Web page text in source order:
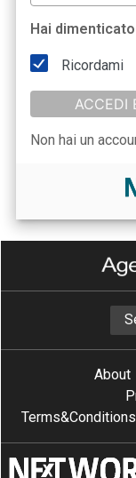
Hai
Ricordami
ACCEDI
Non hai un
About